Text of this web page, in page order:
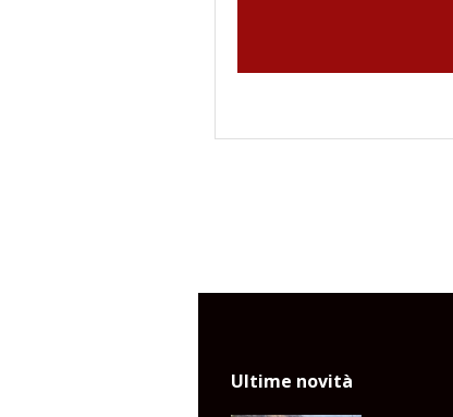
Ultime novità